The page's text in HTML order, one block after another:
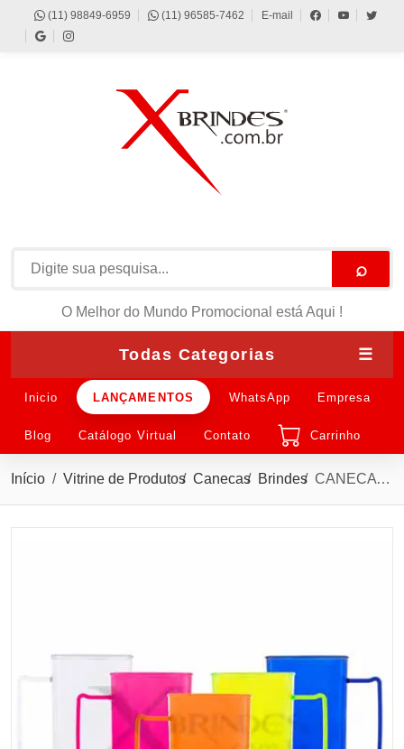
(11) 98849-6959 (11) 96585-7462 E-mail
⌕
O Melhor do Mundo Promocional está Aqui !
Todas Categorias ☰
Inicio LANÇAMENTOS WhatsApp Empresa
Blog Catálogo Virtual Contato Carrinho
Início Vitrine de Produtos Canecas Brindes CANECA DE CHOPP 500ml